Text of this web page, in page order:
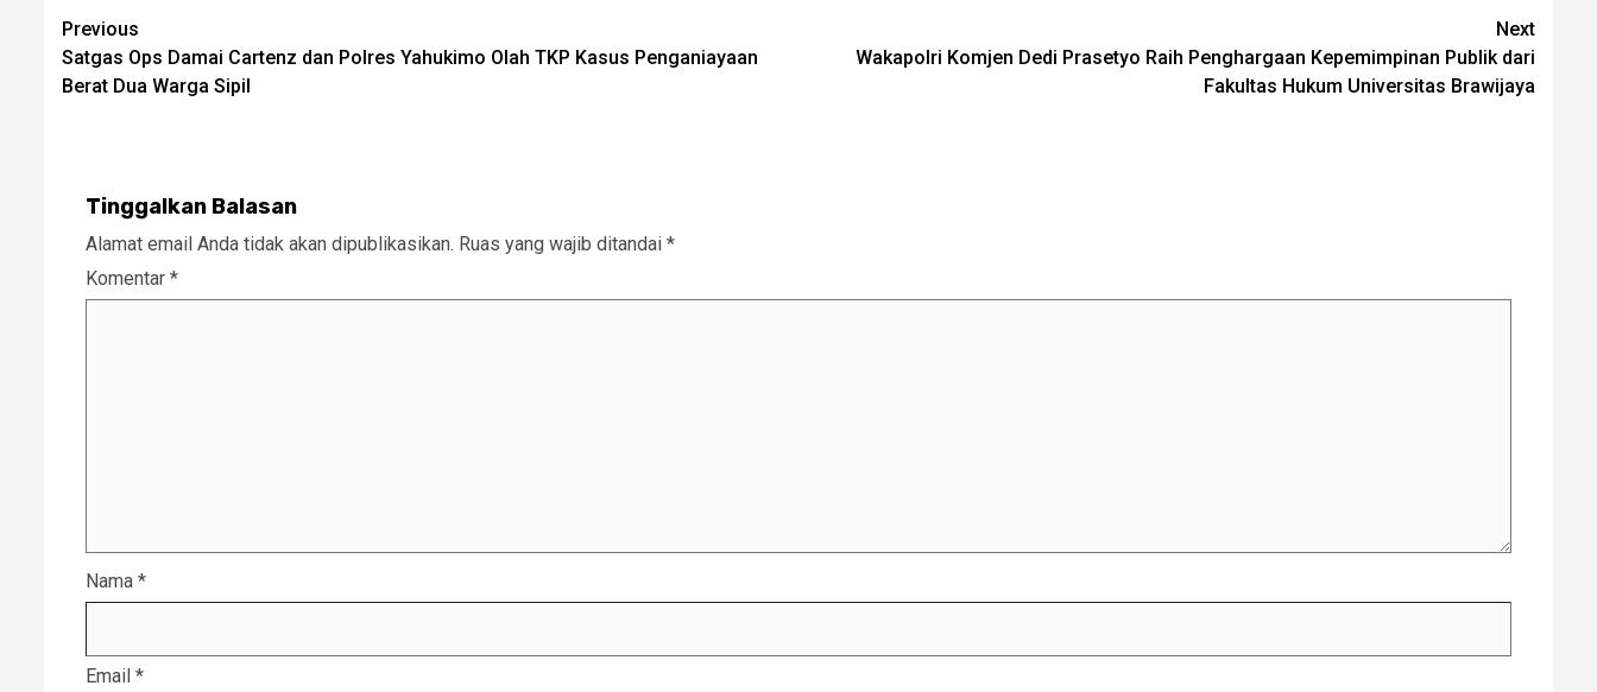
Post
navigation
Previous
Satgas Ops Damai Cartenz dan Polres Yahukimo Olah TKP Kasus Penganiayaan
Berat Dua Warga Sipil
Next
Wakapolri Komjen Dedi Prasetyo Raih Penghargaan Kepemimpinan Publik dari
Fakultas Hukum Universitas Brawijaya
Tinggalkan Balasan
Alamat email Anda tidak akan dipublikasikan. Ruas yang wajib ditandai *
Komentar *
Nama *
Email *